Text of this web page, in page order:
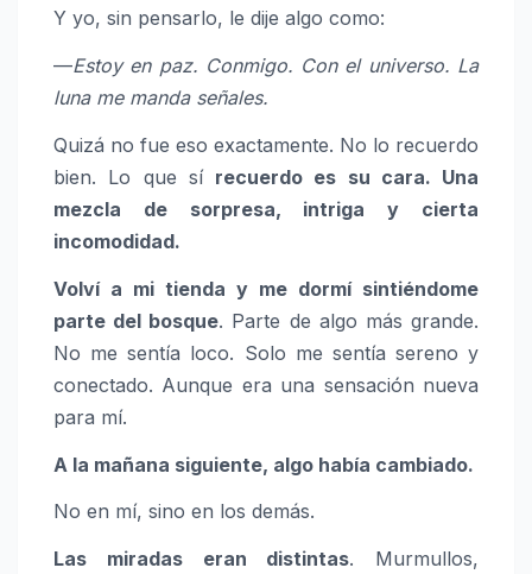
Y yo, sin pensarlo, le dije algo como:
—Estoy en paz. Conmigo. Con el universo. La
luna me manda señales.
Quizá no fue eso exactamente. No lo recuerdo
bien. Lo que sí recuerdo es su cara. Una
mezcla de sorpresa, intriga y cierta
incomodidad.
Volví a mi tienda y me dormí sintiéndome
parte del bosque. Parte de algo más grande.
No me sentía loco. Solo me sentía sereno y
conectado. Aunque era una sensación nueva
para mí.
A la mañana siguiente, algo había cambiado.
No en mí, sino en los demás.
Las miradas eran distintas. Murmullos,